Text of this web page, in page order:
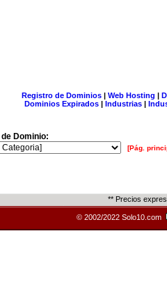
Registro de Dominios| Web Hosting |
Dominios Expirados | Industrias |
Dominio:
[Pág.
** Precios
© 2002/2022 Solo10.com